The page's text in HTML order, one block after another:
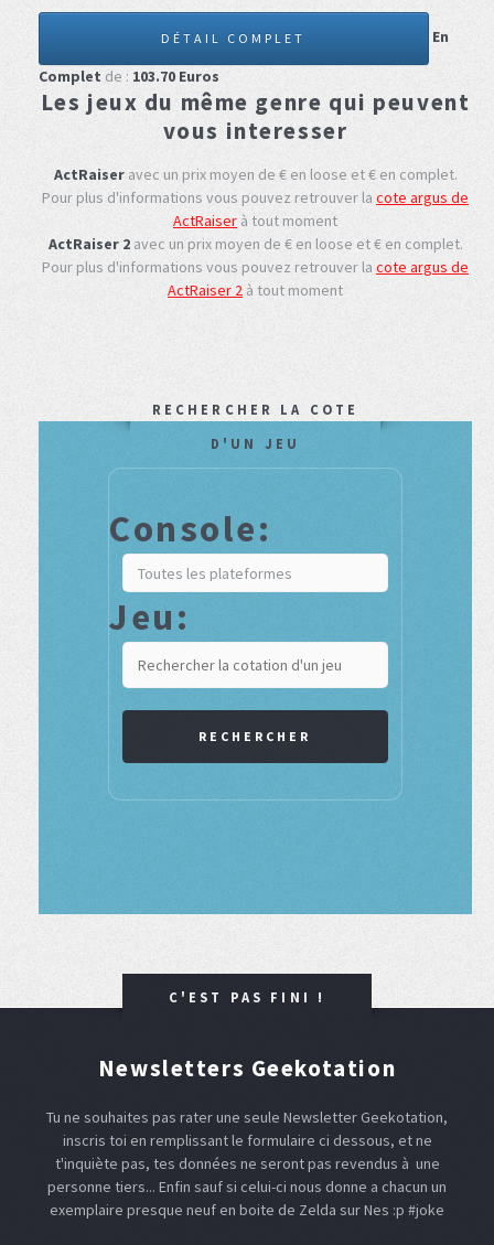
DÉTAIL COMPLET
En
Complet de : 103.70Euros
Les jeux du même genre qui peuvent
vous interesser
ActRaiseravec un prix moyen de € en loose et € en complet.
Pour plus d'informations vous pouvez retrouver la cote argus de
ActRaiser à tout moment
ActRaiser 2avec un prix moyen de € en loose et € en complet.
Pour plus d'informations vous pouvez retrouver la cote argus de
ActRaiser 2 à tout moment
RECHERCHER LA COTE
D'UN JEU
Console:
Jeu:
RECHERCHER
C'EST PAS FINI !
Newsletters Geekotation
Tu ne souhaites pas rater une seule Newsletter Geekotation,
inscris toi en remplissant le formulaire ci dessous, et ne
t'inquiète pas, tes données ne seront pas revendus à une
personne tiers... Enfin sauf si celui-ci nous donne a chacun un
exemplaire presque neuf en boite de Zelda sur Nes :p #joke